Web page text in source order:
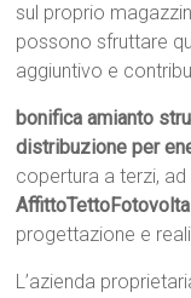
sul proprio
possono sfruttare
aggiuntivo e
bonifica amianto
distribuzione per
copertura a terzi,
progettazione e
L’azienda